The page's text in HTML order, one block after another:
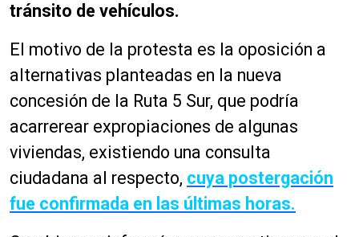
tránsito de vehículos.
El motivo de la protesta es la oposición a
alternativas planteadas en la nueva
concesión de la Ruta 5 Sur, que podría
acarrerear expropiaciones de algunas
viviendas, existiendo una consulta
ciudadana al respecto, cuya postergación
fue confirmada en las últimas horas.